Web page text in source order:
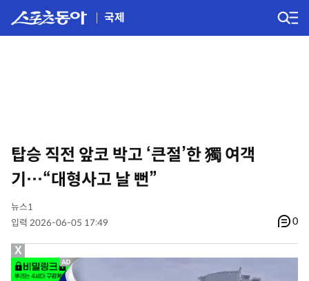
국제
탑승 직전 앞코 박고 ‘큰절’한 獨 여객
기…“대형사고 날 뻔”
뉴스1
입력 2026-06-05 17:49
0
X